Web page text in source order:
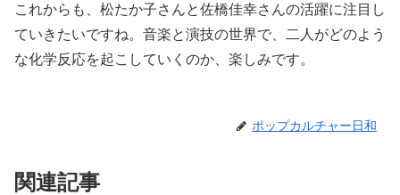
これからも、松たか子さんと佐橋佳幸さんの活躍に注目し
ていきたいですね。音楽と演技の世界で、二人がどのよう
な化学反応を起こしていくのか、楽しみです。
ポップカルチャー日和
関連記事